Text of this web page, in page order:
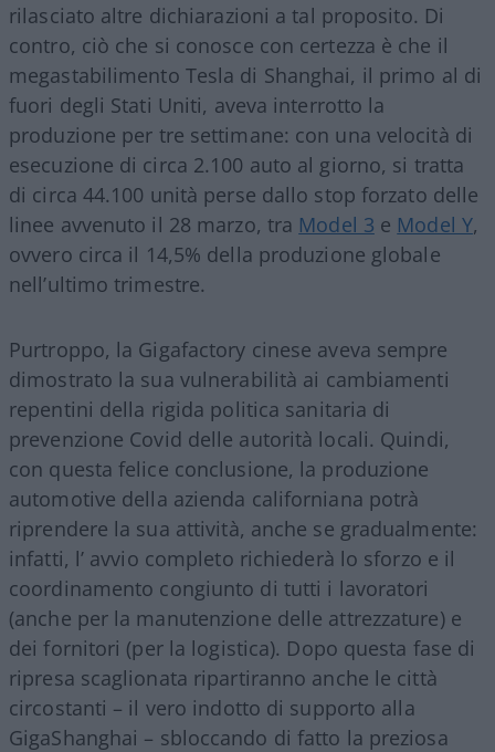
rilasciato altre dichiarazioni a tal proposito. Di
contro, ciò che si conosce con certezza è che il
megastabilimento Tesla di Shanghai, il primo al di
fuori degli Stati Uniti, aveva interrotto la
produzione per tre settimane: con una velocità di
esecuzione di circa 2.100 auto al giorno, si tratta
di circa 44.100 unità perse dallo stop forzato delle
linee avvenuto il 28 marzo, tra Model 3 e Model Y,
ovvero circa il 14,5% della produzione globale
nell’ultimo trimestre.
Purtroppo, la Gigafactory cinese aveva sempre
dimostrato la sua vulnerabilità ai cambiamenti
repentini della rigida politica sanitaria di
prevenzione Covid delle autorità locali. Quindi,
con questa felice conclusione, la produzione
automotive della azienda californiana potrà
riprendere la sua attività, anche se gradualmente:
infatti, l’ avvio completo richiederà lo sforzo e il
coordinamento congiunto di tutti i lavoratori
(anche per la manutenzione delle attrezzature) e
dei fornitori (per la logistica). Dopo questa fase di
ripresa scaglionata ripartiranno anche le città
circostanti – il vero indotto di supporto alla
GigaShanghai – sbloccando di fatto la preziosa